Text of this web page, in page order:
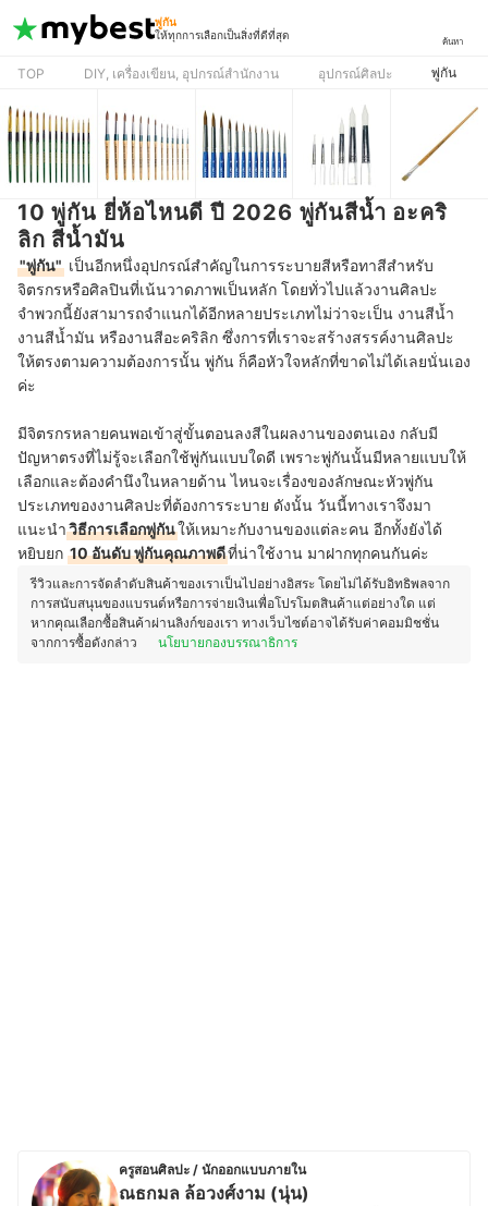
พู่กัน
ให้ทุกการเลือกเป็นสิ่งที่ดีที่สุด
ค้นหา
TOP DIY, เครื่องเขียน, อุปกรณ์สำนักงาน อุปกรณ์ศิลปะ พู่กัน
10 พู่กัน ยี่ห้อไหนดี ปี 2026 พู่กันสีน้ำ อะคริ
ลิก สีน้ำมัน
"พู่กัน" เป็นอีกหนึ่งอุปกรณ์สำคัญในการระบายสีหรือทาสีสำหรับ
จิตรกรหรือศิลปินที่เน้นวาดภาพเป็นหลัก โดยทั่วไปแล้วงานศิลปะ
จำพวกนี้ยังสามารถจำแนกได้อีกหลายประเภทไม่ว่าจะเป็น งานสีน้ำ
งานสีน้ำมัน หรืองานสีอะคริลิก ซึ่งการที่เราจะสร้างสรรค์งานศิลปะ
ให้ตรงตามความต้องการนั้น พู่กัน ก็คือหัวใจหลักที่ขาดไม่ได้เลยนั่นเอง
ค่ะ
มีจิตรกรหลายคนพอเข้าสู่ขั้นตอนลงสีในผลงานของตนเอง กลับมี
ปัญหาตรงที่ไม่รู้จะเลือกใช้พู่กันแบบใดดี เพราะพู่กันนั้นมีหลายแบบให้
เลือกและต้องคำนึงในหลายด้าน ไหนจะเรื่องของลักษณะหัวพู่กัน
ประเภทของงานศิลปะที่ต้องการระบาย ดังนั้น วันนี้ทางเราจึงมา
แนะนำวิธีการเลือกพู่กันให้เหมาะกับงานของแต่ละคน อีกทั้งยังได้
หยิบยก 10 อันดับ พู่กันคุณภาพดีที่น่าใช้งาน มาฝากทุกคนกันค่ะ
รีวิวและการจัดลำดับสินค้าของเราเป็นไปอย่างอิสระ โดยไม่ได้รับอิทธิพลจาก
การสนับสนุนของแบรนด์หรือการจ่ายเงินเพื่อโปรโมตสินค้าแต่อย่างใด แต่
หากคุณเลือกซื้อสินค้าผ่านลิงก์ของเรา ทางเว็บไซต์อาจได้รับค่าคอมมิชชั่น
จากการซื้อดังกล่าว
นโยบายกองบรรณาธิการ
ครูสอนศิลปะ / นักออกแบบภายใน
ณธกมล ล้อวงศ์งาม (นุ่น)